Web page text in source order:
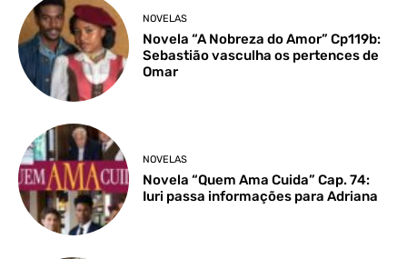
NOVELAS
Novela “A Nobreza do Amor” Cp119b:
Sebastião vasculha os pertences de
Omar
NOVELAS
Novela “Quem Ama Cuida” Cap. 74:
Iuri passa informações para Adriana